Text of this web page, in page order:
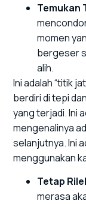
Temukan
momen
bergeser
alih.
Ini adalah “titik
berdiri di tepi
yang terjadi. Ini
mengenalinya
selanjutnya. Ini
menggunakan
Tetap
merasa